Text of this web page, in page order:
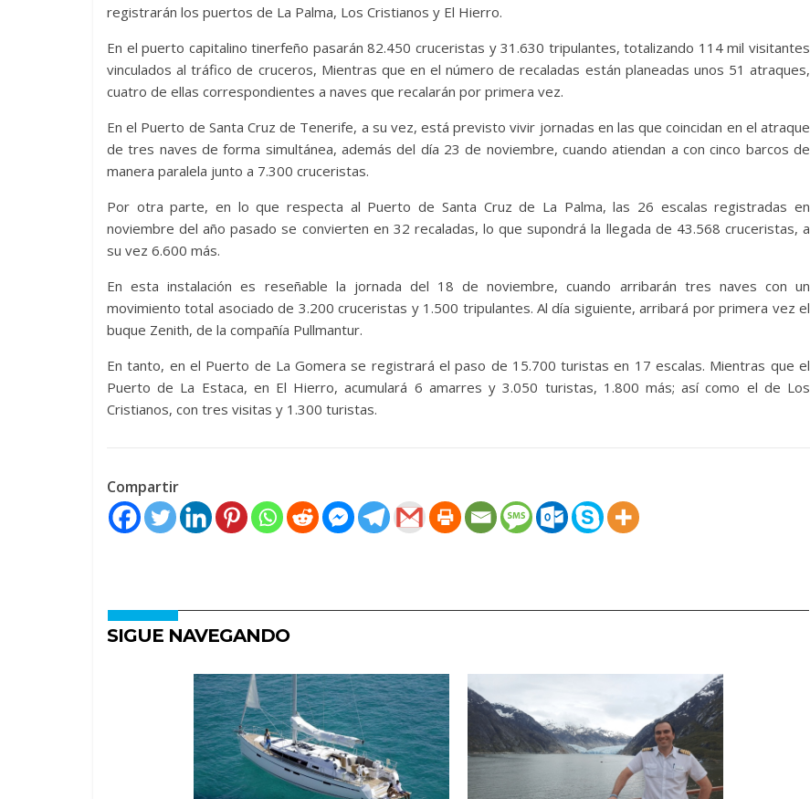
registrarán los puertos de La Palma, Los Cristianos y El Hierro.
En el puerto capitalino tinerfeño pasarán 82.450 cruceristas y 31.630 tripulantes, totalizando 114 mil visitantes
vinculados al tráfico de cruceros, Mientras que en el número de recaladas están planeadas unos 51 atraques,
cuatro de ellas correspondientes a naves que recalarán por primera vez.
En el Puerto de Santa Cruz de Tenerife, a su vez, está previsto vivir jornadas en las que coincidan en el atraque
de tres naves de forma simultánea, además del día 23 de noviembre, cuando atiendan a con cinco barcos de
manera paralela junto a 7.300 cruceristas.
Por otra parte, en lo que respecta al Puerto de Santa Cruz de La Palma, las 26 escalas registradas en
noviembre del año pasado se convierten en 32 recaladas, lo que supondrá la llegada de 43.568 cruceristas, a
su vez 6.600 más.
En esta instalación es reseñable la jornada del 18 de noviembre, cuando arribarán tres naves con un
movimiento total asociado de 3.200 cruceristas y 1.500 tripulantes. Al día siguiente, arribará por primera vez el
buque Zenith, de la compañía Pullmantur.
En tanto, en el Puerto de La Gomera se registrará el paso de 15.700 turistas en 17 escalas. Mientras que el
Puerto de La Estaca, en El Hierro, acumulará 6 amarres y 3.050 turistas, 1.800 más; así como el de Los
Cristianos, con tres visitas y 1.300 turistas.
Compartir
SIGUE NAVEGANDO